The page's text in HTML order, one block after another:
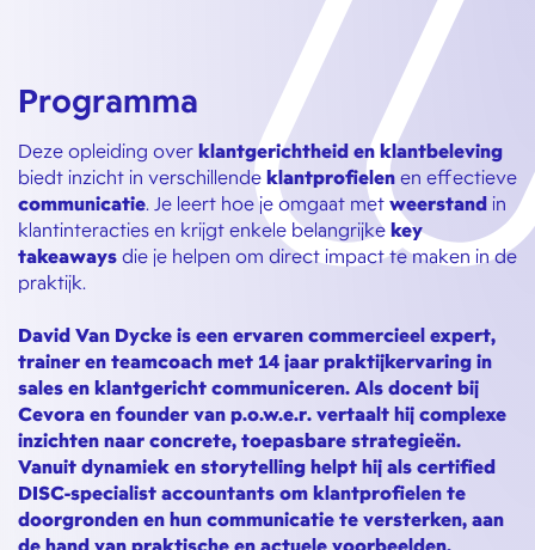
Programma
Deze opleiding over klantgerichtheid en klantbeleving
biedt inzicht in verschillende klantprofielen en effectieve
communicatie. Je leert hoe je omgaat met weerstand in
klantinteracties en krijgt enkele belangrijke key
takeaways die je helpen om direct impact te maken in de
praktijk.
David Van Dycke is een ervaren commercieel expert,
trainer en teamcoach met 14 jaar praktijkervaring in
sales en klantgericht communiceren. Als docent bij
Cevora en founder van p.o.w.e.r. vertaalt hij complexe
inzichten naar concrete, toepasbare strategieën.
Vanuit dynamiek en storytelling helpt hij als certified
DISC-specialist accountants om klantprofielen te
doorgronden en hun communicatie te versterken, aan